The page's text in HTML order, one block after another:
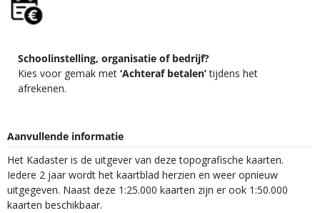
Schoolinstelling, organisatie of bedrijf?
Kies voor gemak met ‘Achteraf betalen’tijdens het
afrekenen.
Aanvullende informatie
Het Kadaster is de uitgever van deze topografische kaarten.
Iedere 2 jaar wordt het kaartblad herzien en weer opnieuw
uitgegeven. Naast deze 1:25.000 kaarten zijn er ook 1:50.000
kaarten beschikbaar.